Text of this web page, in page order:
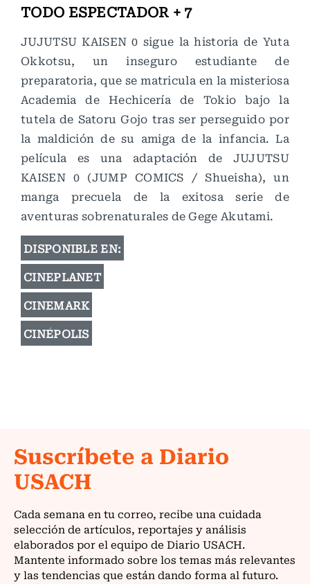
TODO ESPECTADOR + 7
JUJUTSU KAISEN 0 sigue la historia de Yuta
Okkotsu, un inseguro estudiante de
preparatoria, que se matricula en la misteriosa
Academia de Hechicería de Tokio bajo la
tutela de Satoru Gojo tras ser perseguido por
la maldición de su amiga de la infancia. La
película es una adaptación de JUJUTSU
KAISEN 0 (JUMP COMICS / Shueisha), un
manga precuela de la exitosa serie de
aventuras sobrenaturales de Gege Akutami.
DISPONIBLE EN:
CINEPLANET
CINEMARK
CINÉPOLIS